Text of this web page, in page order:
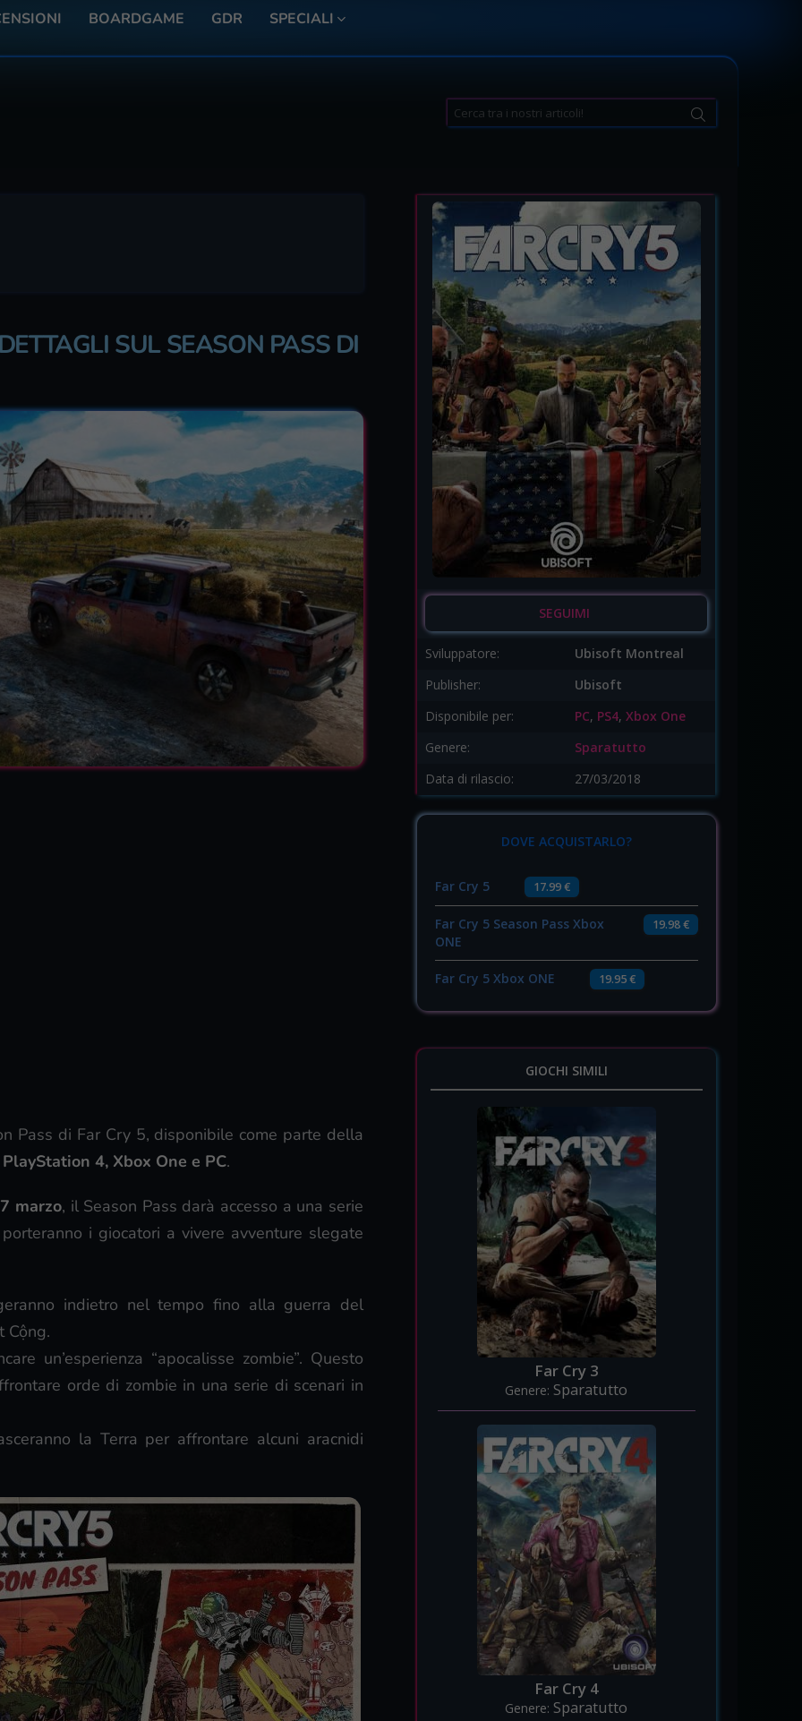
BOARDGAME GDR SPECIALI
Search
for:
SUL SEASON PASS DI
Pass di Far Cry 5, disponibile come parte della
PlayStation 4, Xbox One e PC.
marzo, il Season Pass darà accesso a una serie
i giocatori a vivere avventure slegate
indietro nel tempo fino alla guerra del
Cộng.
un’esperienza “apocalisse zombie”. Questo
orde di zombie in una serie di scenari in
la Terra per affrontare alcuni aracnidi
SEGUIMI
Sviluppatore:
Ubisoft Montreal
Publisher:
Ubisoft
Disponibile per:
PC, PS4, Xbox One
Genere:
Sparatutto
Data di rilascio:
27/03/2018
DOVE ACQUISTARLO?
Far Cry 5 17.99 €
Far Cry 5 Season Pass Xbox
ONE
19.98 €
Far Cry 5 Xbox ONE 19.95 €
GIOCHI SIMILI
Far Cry 3
Genere: Sparatutto
Far Cry 4
Genere: Sparatutto